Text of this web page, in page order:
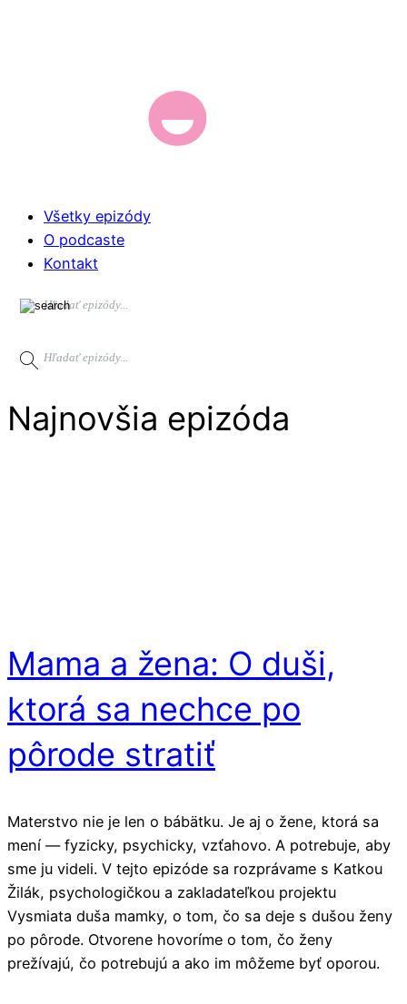
Všetky epizódy
O podcaste
Kontakt
Najnovšia epizóda
Mama a žena: O duši,
ktorá sa nechce po
pôrode stratiť
Materstvo nie je len o bábätku. Je aj o žene, ktorá sa
mení — fyzicky, psychicky, vzťahovo. A potrebuje, aby
sme ju videli. V tejto epizóde sa rozprávame s Katkou
Žilák, psychologičkou a zakladateľkou projektu
Vysmiata duša mamky, o tom, čo sa deje s dušou ženy
po pôrode. Otvorene hovoríme o tom, čo ženy
prežívajú, čo potrebujú a ako im môžeme byť oporou.